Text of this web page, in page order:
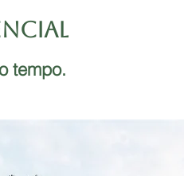
tempo.